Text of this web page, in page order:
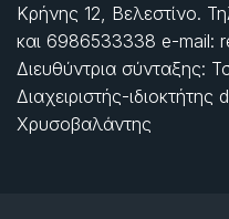
Κρήνης 12, Βελεστίνο.
και 6986533338 e-mail:
Διευθύντρια σύνταξης:
Διαχειριστής-
Χρυσοβαλάντης